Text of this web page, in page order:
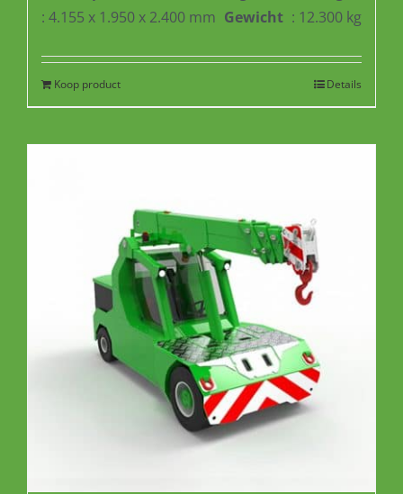
: 4.155 x 1.950 x 2.400 mm Gewicht : 12.300 kg
Koop product Details